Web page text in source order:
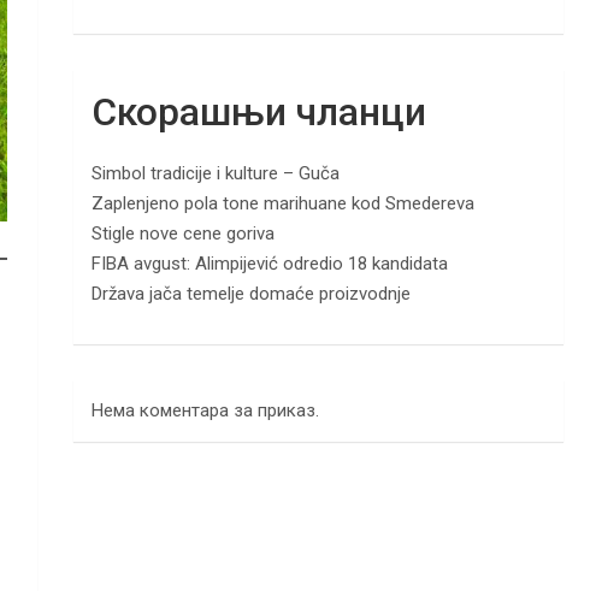
Скорашњи чланци
Simbol tradicije i kulture – Guča
Zaplenjeno pola tone marihuane kod Smedereva
Stigle nove cene goriva
FIBA avgust: Alimpijević odredio 18 kandidata
Država jača temelje domaće proizvodnje
Нема коментара за приказ.